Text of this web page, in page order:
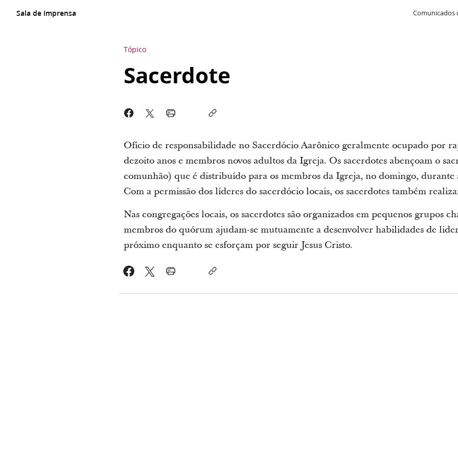
Sala de Imprensa Comunicados
Tópico
Sacerdote
Ofício de responsabilidade no Sacerdócio Aarônico geralmente ocupado por
dezoito anos e membros novos adultos da Igreja. Os sacerdotes abençoam o
comunhão) que é distribuído para os membros da Igreja, no domingo, durante
Com a permissão dos líderes do sacerdócio locais, os sacerdotes também
Nas congregações locais, os sacerdotes são organizados em pequenos grupos
membros do quórum ajudam-se mutuamente a desenvolver habilidades de
próximo enquanto se esforçam por seguir Jesus Cristo.